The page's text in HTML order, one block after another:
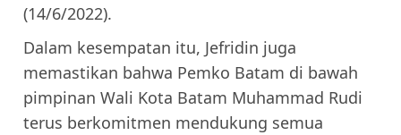
(14/6/2022).
Dalam kesempatan itu, Jefridin juga
memastikan bahwa Pemko Batam di bawah
pimpinan Wali Kota Batam Muhammad Rudi
terus berkomitmen mendukung semua